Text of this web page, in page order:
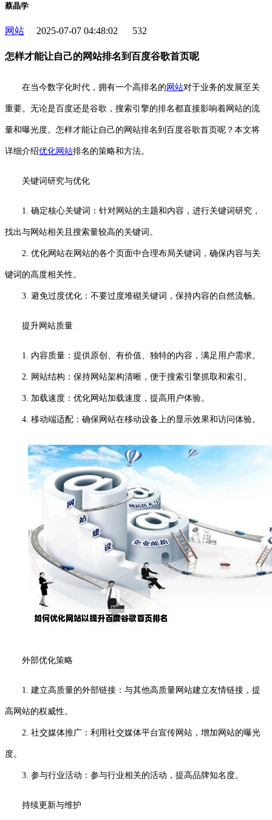
蔡晶学
网站 2025-07-07 04:48:02 532
怎样才能让自己的网站排名到百度谷歌首页呢
在当今数字化时代，拥有一个高排名的 网站对于业务的发展至关
重要。无论是百度还是谷歌，搜索引擎的排名都直接影响着网站的流
量和曝光度。怎样才能让自己的网站排名到百度谷歌首页呢？本文将
详细介绍优化网站排名的策略和方法。
关键词研究与优化
1. 确定核心关键词：针对网站的主题和内容，进行关键词研究，
找出与网站相关且搜索量较高的关键词。
2. 优化网站在网站的各个页面中合理布局关键词，确保内容与关
键词的高度相关性。
3. 避免过度优化：不要过度堆砌关键词，保持内容的自然流畅。
提升网站质量
1. 内容质量：提供原创、有价值、独特的内容，满足用户需求。
2. 网站结构：保持网站架构清晰，便于搜索引擎抓取和索引。
3. 加载速度：优化网站加载速度，提高用户体验。
4. 移动端适配：确保网站在移动设备上的显示效果和访问体验。
外部优化策略
1. 建立高质量的外部链接：与其他高质量网站建立友情链接，提
高网站的权威性。
2. 社交媒体推广：利用社交媒体平台宣传网站，增加网站的曝光
度。
3. 参与行业活动：参与行业相关的活动，提高品牌知名度。
持续更新与维护